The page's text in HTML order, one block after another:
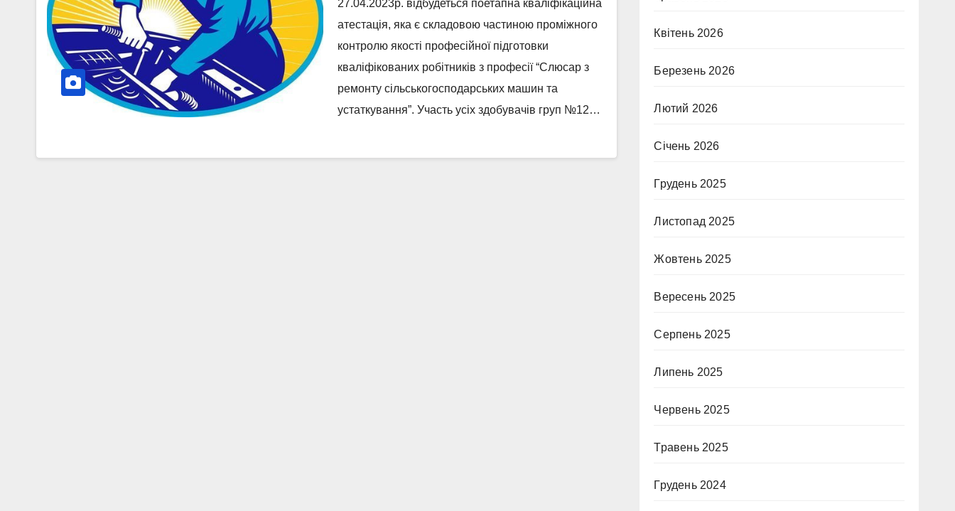
27.04.2023р. відбудеться поетапна кваліфікаційна
атестація, яка є складовою частиною проміжного
контролю якості професійної підготовки
кваліфікованих робітників з професії “Слюсар з
ремонту сільськогосподарських машин та
устаткування”. Участь усіх здобувачів груп №12…
Квітень 2026
Березень 2026
Лютий 2026
Січень 2026
Грудень 2025
Листопад 2025
Жовтень 2025
Вересень 2025
Серпень 2025
Липень 2025
Червень 2025
Травень 2025
Грудень 2024